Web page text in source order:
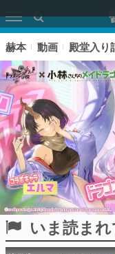
ピックア
赫本 動画 殿堂入り
いま読ま